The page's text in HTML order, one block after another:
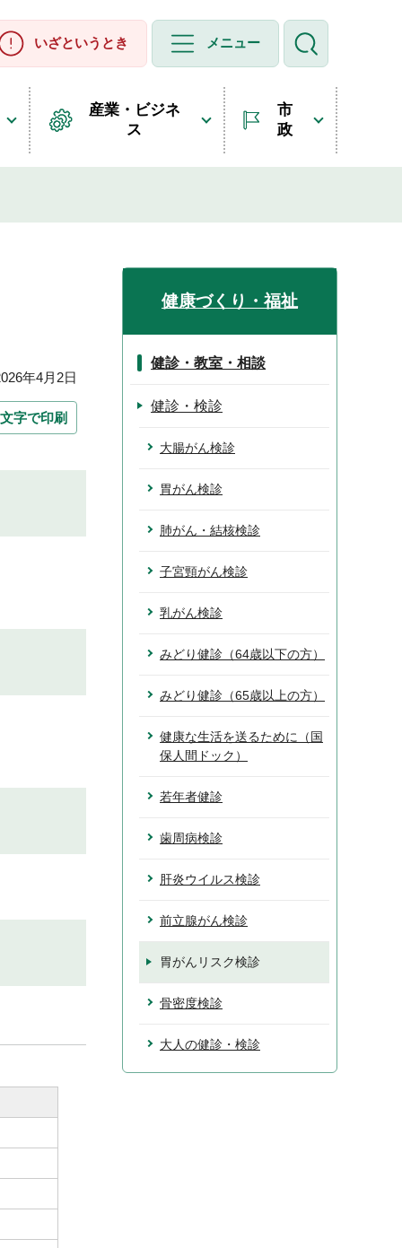
いざというとき メニュー
産業・ビジネ
ス
市
政
年4月2日
字で印刷
健康づくり・福祉
健診・教室・相談
健診・検診
大腸がん検診
胃がん検診
肺がん・結核検診
子宮頸がん検診
乳がん検診
みどり健診（64歳以下の方）
みどり健診（65歳以上の方）
健康な生活を送るために（国
保人間ドック）
若年者健診
歯周病検診
肝炎ウイルス検診
前立腺がん検診
胃がんリスク検診
骨密度検診
大人の健診・検診